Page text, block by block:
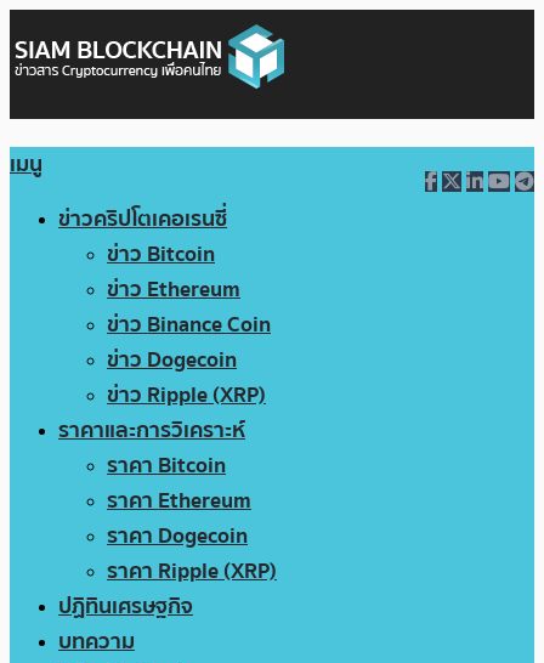
เมนู
ข่าวคริปโตเคอเรนซี่
ข่าว Bitcoin
ข่าว Ethereum
ข่าว Binance Coin
ข่าว Dogecoin
ข่าว Ripple (XRP)
ราคาและการวิเคราะห์
ราคา Bitcoin
ราคา Ethereum
ราคา Dogecoin
ราคา Ripple (XRP)
ปฏิทินเศรษฐกิจ
บทความ